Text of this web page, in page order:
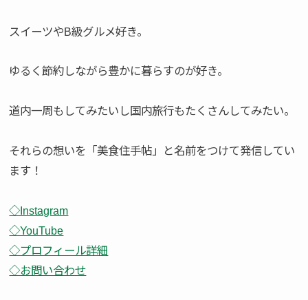
スイーツやB級グルメ好き。
ゆるく節約しながら豊かに暮らすのが好き。
道内一周もしてみたいし国内旅行もたくさんしてみたい。
それらの想いを「美食住手帖」と名前をつけて発信してい
ます！
◇Instagram
◇YouTube
◇プロフィール詳細
◇お問い合わせ